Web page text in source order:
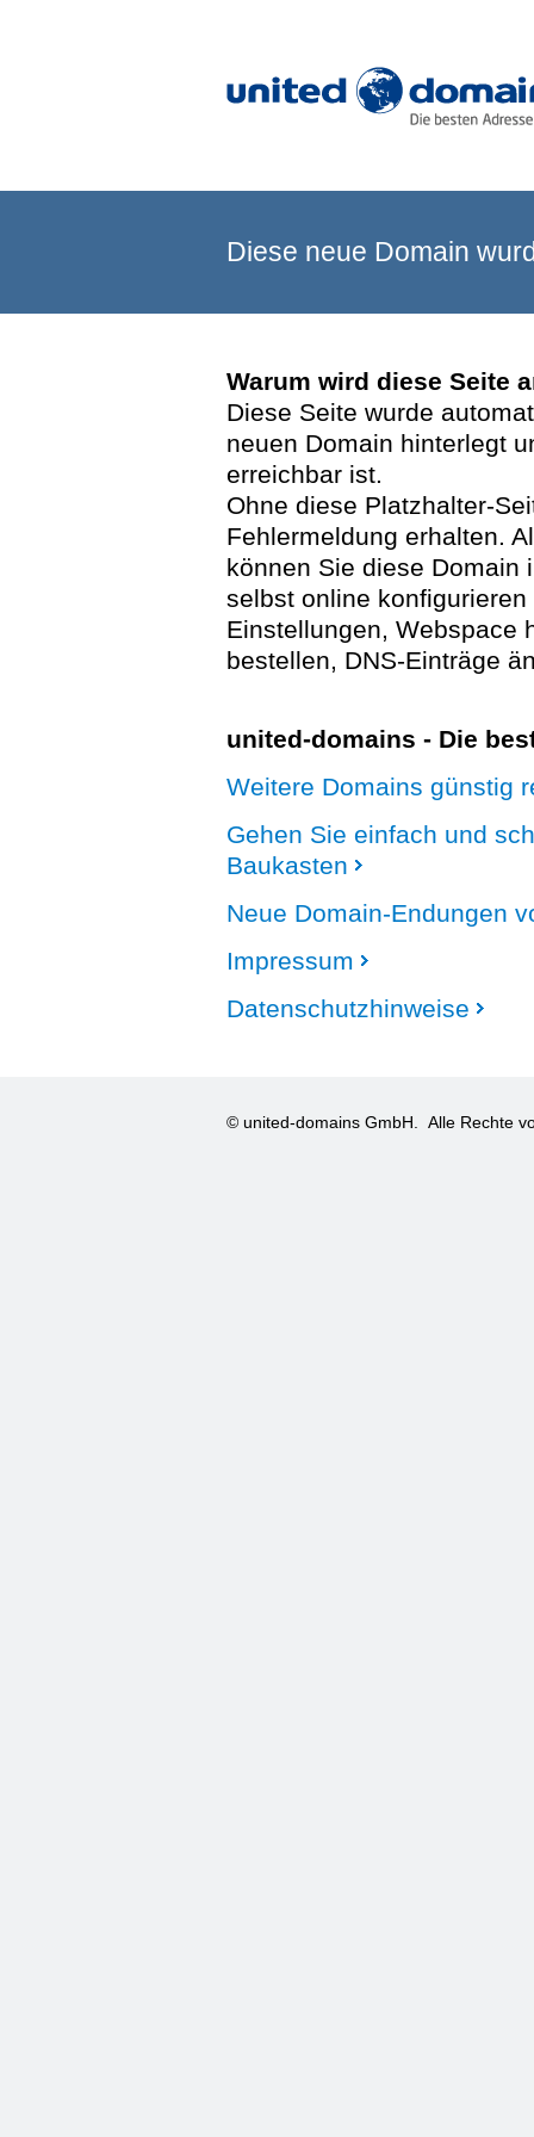
Diese neue Domain
Warum wird diese Seite
Diese Seite wurde
neuen Domain hinterlegt
erreichbar ist.
Ohne diese Platzhalter-
Fehlermeldung erhalten.
können Sie diese Domain
selbst online
Einstellungen, Webspace
bestellen, DNS-Einträge
united-domains - Die
Weitere Domains günstig
Gehen Sie einfach und
Baukasten
Neue Domain-Endungen
Impressum
Datenschutzhinweise
© united-domains GmbH. Alle Rechte